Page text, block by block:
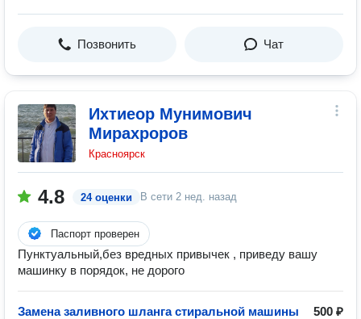
Позвонить Чат
Ихтиеор Мунимович
Мирахроров
Красноярск
4.8 24 оценки В сети 2 нед. назад
Паспорт проверен
Пунктуальный,без вредных привычек , приведу вашу
машинку в порядок, не дорого
Замена заливного шланга стиральной машины 500 ₽